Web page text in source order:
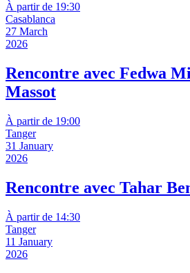
À partir de 19:30
Casablanca
27 March
2026
Rencontre avec Fedwa
Massot
À partir de 19:00
Tanger
31 January
2026
Rencontre avec Tahar
À partir de 14:30
Tanger
11 January
2026